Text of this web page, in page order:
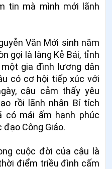
tin mà mình mới lãnh
Văn Mới sinh năm
gọi là làng Kẻ Bái, tỉnh
gia đình lương dân
có cơ hội tiếp xúc với
cậu cảm thấy yêu
rồi lãnh nhận Bí tích
có mái ấm hạnh phúc
Công Giáo.
cuộc đời của cậu là
điểm triều đình cấm